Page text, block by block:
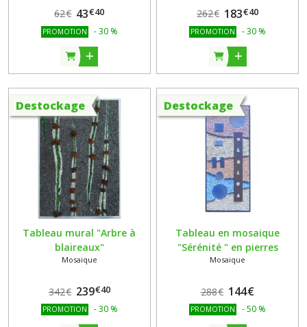
62€ 43€40
PROMOTION -30 %
bois
262€ 183€40
PROMOTION -30 %
Destockage
Tableau mural "Arbre à
blaireaux"
mosaique,marbre, verre ,
Cedric Pollet - Muriel
Ligerot
Mosaique
342€ 239€40
PROMOTION -30 %
Destockage
Tableau en mosaique
"Sérénité " en pierres
naturelles, métal et ardoise
Mosaique
288€ 144€
PROMOTION -50 %